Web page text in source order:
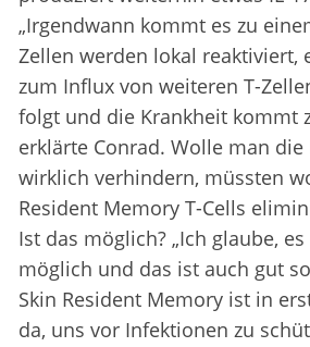
„Irgendwann kommt es zu
Zellen werden lokal reaktiviert,
zum Influx von weiteren T-
folgt und die Krankheit kommt
erklärte Conrad. Wolle man die
wirklich verhindern, müssten
Resident Memory T-Cells
Ist das möglich? „Ich glaube,
möglich und das ist auch gut
Skin Resident Memory ist in
da, uns vor Infektionen zu